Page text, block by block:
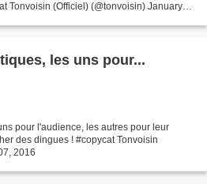
Tonvoisin (Officiel) (@tonvoisin) January
les uns pour...
pour l'audience, les autres pour leur
des dingues ! #copycat Tonvoisin
2016